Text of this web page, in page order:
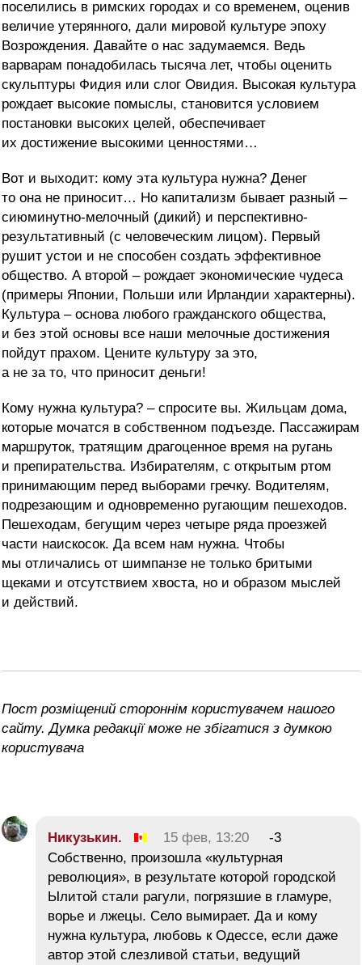
поселились в римских городах и со временем, оценив
величие утерянного, дали мировой культуре эпоху
Возрождения. Давайте о нас задумаемся. Ведь
варварам понадобилась тысяча лет, чтобы оценить
скульптуры Фидия или слог Овидия. Высокая культура
рождает высокие помыслы, становится условием
постановки высоких целей, обеспечивает
их достижение высокими ценностями…
Вот и выходит: кому эта культура нужна? Денег
то она не приносит… Но капитализм бывает разный –
сиюминутно-мелочный (дикий) и перспективно-
результативный (с человеческим лицом). Первый
рушит устои и не способен создать эффективное
общество. А второй – рождает экономические чудеса
(примеры Японии, Польши или Ирландии характерны).
Культура – основа любого гражданского общества,
и без этой основы все наши мелочные достижения
пойдут прахом. Цените культуру за это,
а не за то, что приносит деньги!
Кому нужна культура? – спросите вы. Жильцам дома,
которые мочатся в собственном подъезде. Пассажирам
маршруток, тратящим драгоценное время на ругань
и препирательства. Избирателям, с открытым ртом
принимающим перед выборами гречку. Водителям,
подрезающим и одновременно ругающим пешеходов.
Пешеходам, бегущим через четыре ряда проезжей
части наискосок. Да всем нам нужна. Чтобы
мы отличались от шимпанзе не только бритыми
щеками и отсутствием хвоста, но и образом мыслей
и действий.
Пост розміщений стороннім користувачем нашого
сайту. Думка редакції може не збігатися з думкою
користувача
Никузькин. 15 фев, 13:20
-3
Собственно, произошла «культурная
революция», в результате которой городской
Ылитой стали рагули, погрязшие в гламуре,
ворье и лжецы. Село вымирает. Да и кому
нужна культура, любовь к Одессе, если даже
автор этой слезливой статьи, ведущий